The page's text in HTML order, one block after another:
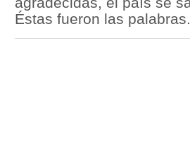
Éstas fueron las